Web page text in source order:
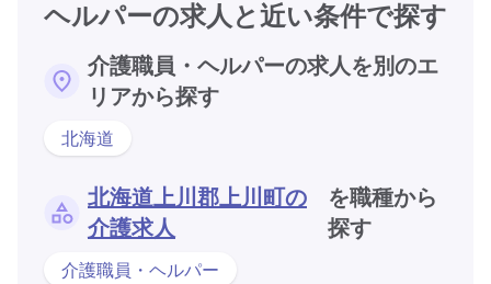
ヘルパーの求人と近い条件で探す
介護職員・ヘルパーの求人を別のエ
リアから探す
北海道
北海道上川郡上川町の
介護求人
を職種から
探す
介護職員・ヘルパー